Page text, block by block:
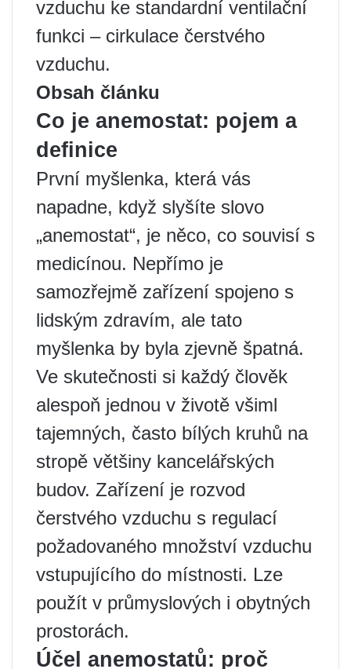
vzduchu ke standardní ventilační
funkci – cirkulace čerstvého
vzduchu.
Obsah článku
Co je anemostat: pojem a
definice
První myšlenka, která vás
napadne, když slyšíte slovo
„anemostat“, je něco, co souvisí s
medicínou. Nepřímo je
samozřejmě zařízení spojeno s
lidským zdravím, ale tato
myšlenka by byla zjevně špatná.
Ve skutečnosti si každý člověk
alespoň jednou v životě všiml
tajemných, často bílých kruhů na
stropě většiny kancelářských
budov. Zařízení je rozvod
čerstvého vzduchu s regulací
požadovaného množství vzduchu
vstupujícího do místnosti. Lze
použít v průmyslových i obytných
prostorách.
Účel anemostatů: proč